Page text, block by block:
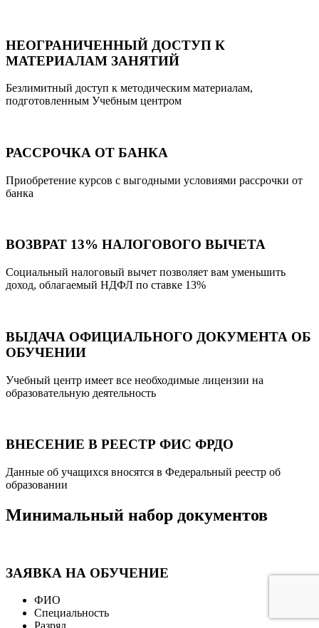
НЕОГРАНИЧЕННЫЙ ДОСТУП К
МАТЕРИАЛАМ ЗАНЯТИЙ
Безлимитный доступ к методическим материалам,
подготовленным Учебным центром
РАССРОЧКА ОТ БАНКА
Приобретение курсов с выгодными условиями рассрочки от
банка
ВОЗВРАТ 13% НАЛОГОВОГО ВЫЧЕТА
Социальный налоговый вычет позволяет вам уменьшить
доход, облагаемый НДФЛ по ставке 13%
ВЫДАЧА ОФИЦИАЛЬНОГО ДОКУМЕНТА ОБ
ОБУЧЕНИИ
Учебный центр имеет все необходимые лицензии на
образовательную деятельность
ВНЕСЕНИЕ В РЕЕСТР ФИС ФРДО
Данные об учащихся вносятся в Федеральный реестр об
образовании
Минимальный набор документов
ЗАЯВКА НА ОБУЧЕНИЕ
ФИО
Специальность